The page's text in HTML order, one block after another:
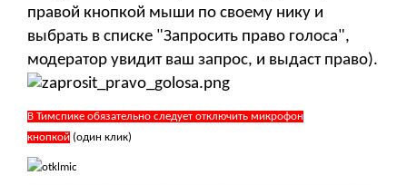
правой кнопкой мыши по своему нику и
выбрать в списке "Запросить право голоса",
модератор увидит ваш запрос, и выдаст право).
В Тимспике обязательно следует отключить микрофон
кнопкой (один клик)